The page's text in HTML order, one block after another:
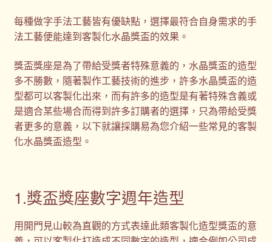
每種做字手法工藝皆有優缺點，選擇最符合自身需求的手
法工藝便能達到客製化水晶獎盃的效果。
獎盃獎座是為了帶給受獎者特殊意義的，水晶獎盃的造型
多不勝數，隨著製作工藝技術的進步，許多水晶獎盃的造
型都可以客製化出來，而有許多的造型是有著特殊含義或
是適合某些場合而得到許多訂購者的選擇，只為帶給受獎
者更多的意義，以下就讓採購易為您介紹一些常見的客製
化水晶獎盃造型。
1.獎盃獎座數字週年造型
用開門見山較為直觀的方式表達此類客製化造型獎盃的意